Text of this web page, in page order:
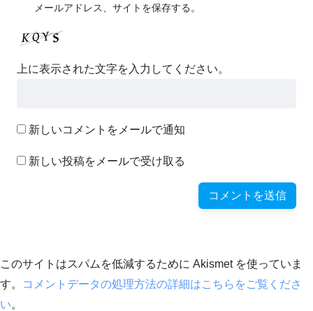
メールアドレス、サイトを保存する。
上に表示された文字を入力してください。
新しいコメントをメールで通知
新しい投稿をメールで受け取る
このサイトはスパムを低減するために Akismet を使っていま
す。
コメントデータの処理方法の詳細はこちらをご覧くださ
い。